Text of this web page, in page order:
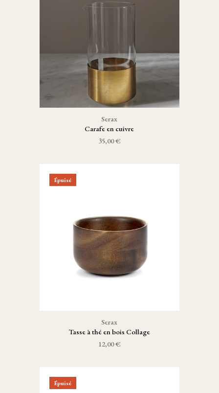
Serax
Carafe en cuivre
35,00 €
Épuisé
Serax
Tasse à thé en bois Collage
12,00 €
Épuisé